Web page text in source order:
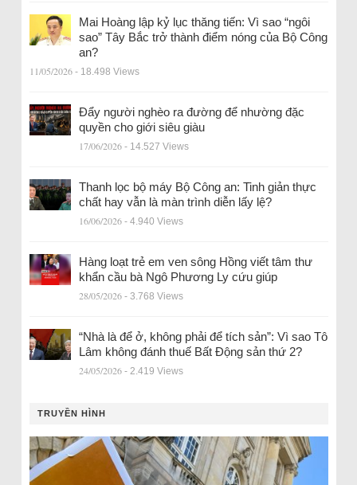
Mai Hoàng lập kỷ lục thăng tiến: Vì sao “ngôi
sao” Tây Bắc trở thành điểm nóng của Bộ Công
an?
11/05/2026 - 18.498 Views
Đẩy người nghèo ra đường để nhường đặc
quyền cho giới siêu giàu
17/06/2026 - 14.527 Views
Thanh lọc bộ máy Bộ Công an: Tinh giản thực
chất hay vẫn là màn trình diễn lấy lệ?
16/06/2026 - 4.940 Views
Hàng loạt trẻ em ven sông Hồng viết tâm thư
khẩn cầu bà Ngô Phương Ly cứu giúp
28/05/2026 - 3.768 Views
“Nhà là để ở, không phải để tích sản”: Vì sao Tô
Lâm không đánh thuế Bất Động sản thứ 2?
24/05/2026 - 2.419 Views
TRUYỀN HÌNH